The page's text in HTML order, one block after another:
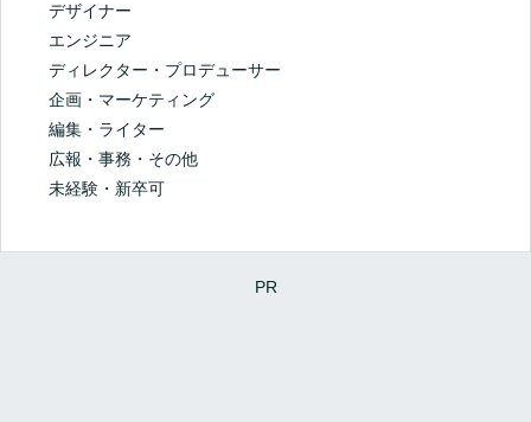
デザイナー
エンジニア
ディレクター・プロデューサー
企画・マーケティング
編集・ライター
広報・事務・その他
未経験・新卒可
PR